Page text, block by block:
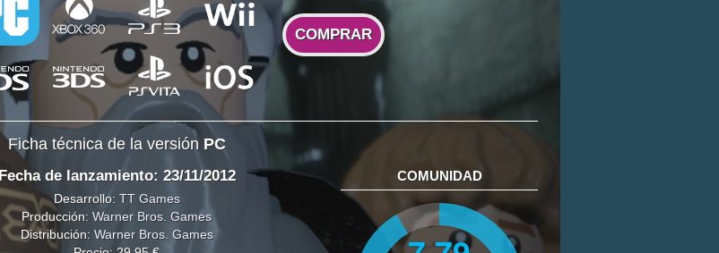
COMPRAR
Ficha técnica de la versión PC
Fecha de lanzamiento: 23/11/2012
Desarrollo: TT Games
Producción: Warner Bros. Games
Distribución: Warner Bros. Games
COMUNIDAD